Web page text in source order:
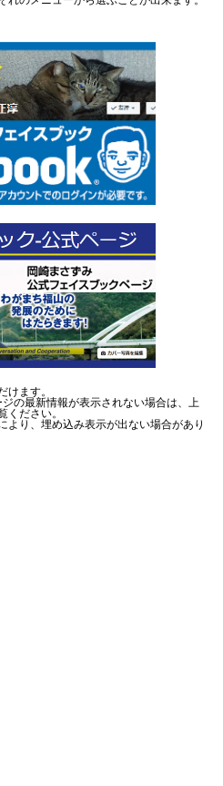
けます。
の最新情報が表示されない場合は、上
ください。
より、埋め込み表示が出ない場合があり